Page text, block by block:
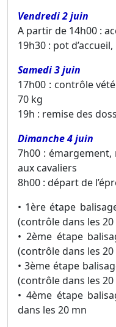
Vendredi 2 juin
A partir de 14h00 :
19h30 : pot
Samedi 3 juin
17h00 : contrôle
70 kg
19h : remise des
Dimanche 4 juin
7h00 :
aux cavaliers
8h00 : départ de
• 1ère étape
(contrôle dans les
• 2ème étape
(contrôle dans les
• 3ème étape
(contrôle dans les
• 4ème étape
dans les 20 mn